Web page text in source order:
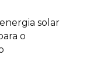
solar
o